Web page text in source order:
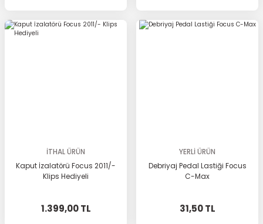
İTHAL ÜRÜN
Kaput İzalatörü Focus 2011/-
Klips Hediyeli
1.399,00 TL
YERLİ ÜRÜN
Debriyaj Pedal Lastiği Focus
C-Max
31,50 TL